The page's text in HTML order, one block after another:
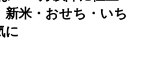
米・おせち・いち
に